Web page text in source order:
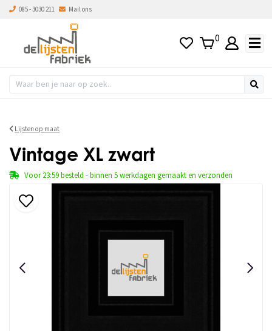
085 - 3030 211 Mail ons
0
Lijsten op maat
Vintage XL zwart
Voor 23:59 besteld - binnen 5 werkdagen gemaakt en verzonden